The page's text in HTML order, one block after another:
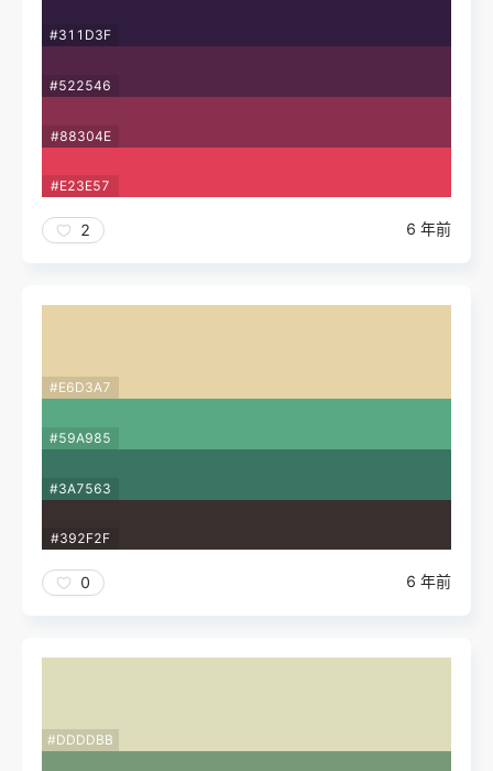
#311D3F
#522546
#88304E
#E23E57
2 6 年前
#E6D3A7
#59A985
#3A7563
#392F2F
0 6 年前
#DDDDBB